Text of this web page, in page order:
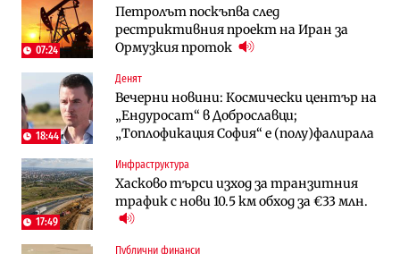
07:24
Петролът поскъпва след
рестриктивния проект на Иран за
Ормузкия проток
18:44
Денят
Вечерни новини: Космически център на
„Ендуросат“ в Доброславци;
„Топлофикация София“ e (полу)фалирала
17:49
Инфраструктура
Хасково търси изход за транзитния
трафик с нови 10.5 км обход за €33 млн.
Публични финанси
Столична община избра изпълнител за
преместването на трамвайното
трасе по бул. „Скобелев“
Компании
Vivacom предлага над 150 устройства с
90% отстъпка през август
Енергетика
АЕЦ „Козлодуй“ ще работи само още
няколко седмици, ако сушата продължи
Digi&AI
Vivacom предлага над 150 устройства с
90% отстъпка през август
To:know
Последни дни с обозначаване на цените
в лева: Какво предстои?
Градоустройство
Столична община избра изпълнител за
преместването на трамвайното
трасе по бул. „Скобелев“
Отрасли